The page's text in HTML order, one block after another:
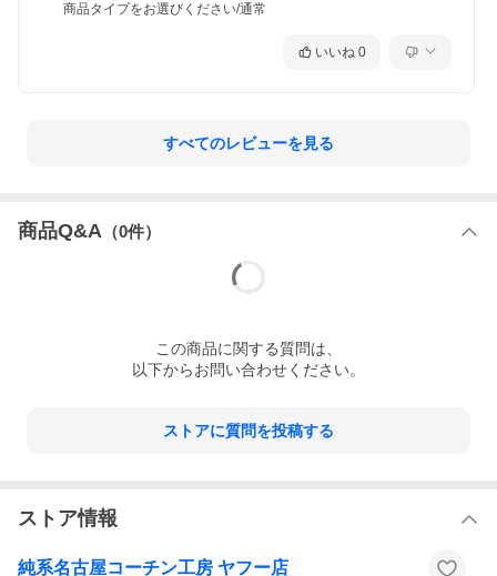
商品タイプをお選びください/通常
いいね 0
すべてのレビューを見る
商品Q&A （0件）
この商品に関する質問は、
以下からお問い合わせください。
ストアに質問を投稿する
ストア情報
純系名古屋コーチン工房 ヤフー店